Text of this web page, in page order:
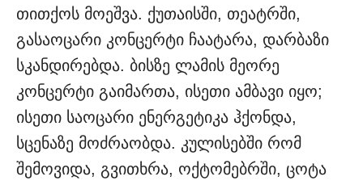
თითქოს მოეშვა. ქუთაისში, თეატრში,
გასაოცარი კონცერტი ჩაატარა, დარბაზი
სკანდირებდა. ბისზე ლამის მეორე
კონცერტი გაიმართა, ისეთი ამბავი იყო;
ისეთი საოცარი ენერგეტიკა ჰქონდა,
სცენაზე მოძრაობდა. კულისებში რომ
შემოვიდა, გვითხრა, ოქტომებრში, ცოტა